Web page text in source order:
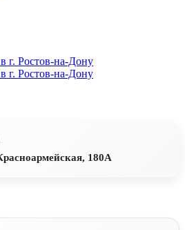
г. Ростов-на-Дону
г. Ростов-на-Дону
180А